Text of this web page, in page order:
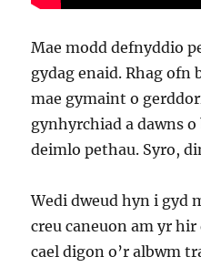
Mae modd defnyddio
gydag enaid. Rhag ofn
mae gymaint o
gynhyrchiad a dawns
deimlo pethau. Syro,
Wedi dweud hyn i gyd
creu caneuon am yr
cael digon o’r albwm